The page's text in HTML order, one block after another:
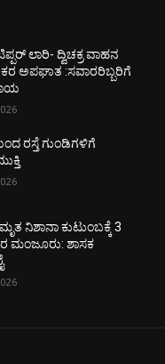
ಲಾರಿ- ದ್ವಿಚಕ್ರ ವಾಹನ
ಅಪಘಾತ :ಸವಾರರಿಬ್ಬರಿಗೆ
ರಸ್ತೆ ಗುಂಡಿಗಳಿಗೆ
ನಿಶಾನಾ ಕುಟುಂಬಕ್ಕೆ 3
ಮಂಜೂರು: ಶಾಸಕ